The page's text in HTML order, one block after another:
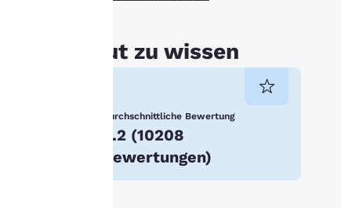
Gut zu wissen
Durchschnittliche Bewertung
4.2 (10208
Bewertungen)
auf Ihrem Gerät zu.
Cookies ablehnen“
werden die
Gerät gespeichert.
Weitere Informationen